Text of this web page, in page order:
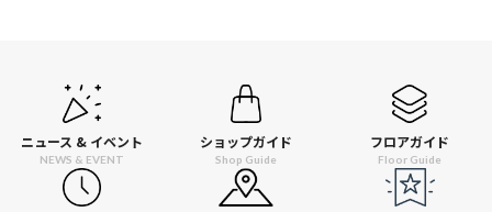
ニュース & イベント
NEWS & EVENT
ショップガイド
Shop Guide
フロアガイド
Floor Guide